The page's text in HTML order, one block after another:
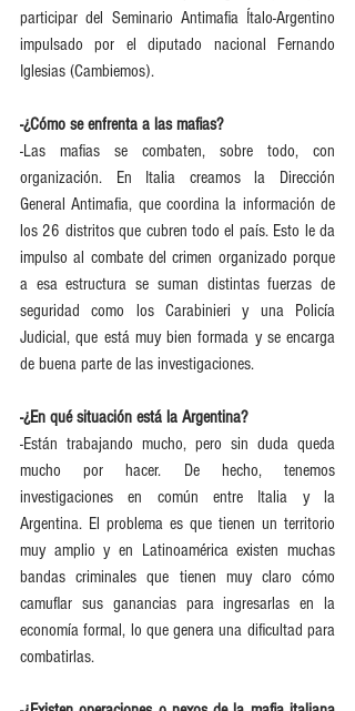
participar del Seminario Antimafia Ítalo-Argentino
impulsado por el diputado nacional Fernando
Iglesias (Cambiemos).
-¿Cómo se enfrenta a las mafias?
-Las mafias se combaten, sobre todo, con
organización. En Italia creamos la Dirección
General Antimafia, que coordina la información de
los 26 distritos que cubren todo el país. Esto le da
impulso al combate del crimen organizado porque
a esa estructura se suman distintas fuerzas de
seguridad como los Carabinieri y una Policía
Judicial, que está muy bien formada y se encarga
de buena parte de las investigaciones.
-¿En qué situación está la Argentina?
-Están trabajando mucho, pero sin duda queda
mucho por hacer. De hecho, tenemos
investigaciones en común entre Italia y la
Argentina. El problema es que tienen un territorio
muy amplio y en Latinoamérica existen muchas
bandas criminales que tienen muy claro cómo
camuflar sus ganancias para ingresarlas en la
economía formal, lo que genera una dificultad para
combatirlas.